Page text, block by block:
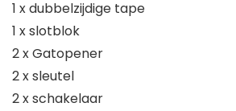
1 x dubbelzijdige tape
1 x slotblok
2 x Gatopener
2 x sleutel
2 x schakelaar